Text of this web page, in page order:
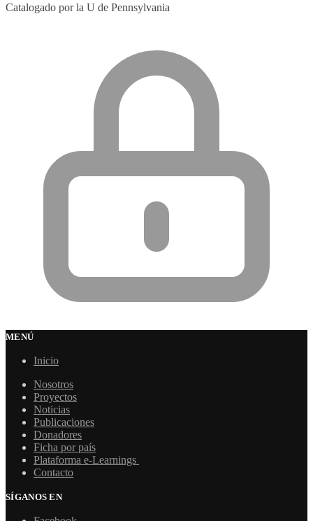
Catalogado por la U de Pennsylvania
MENÚ
Inicio
Nosotros
Proyectos
Noticias
Publicaciones
Donadores
Ficha por país
Plataforma e-Learnings
Contacto
SÍGANOS EN